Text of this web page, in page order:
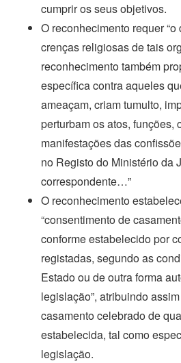
cumprir os seus objetivos.
O reconhecimento requer
crenças religiosas de tais
reconhecimento também
específica contra aqueles
ameaçam, criam tumulto,
perturbam os atos, funções,
manifestações das
no Registo do Ministério da
correspondente…”
O reconhecimento
“consentimento de
conforme estabelecido por
registadas, segundo as
Estado ou de outra forma
legislação”, atribuindo
casamento celebrado de
estabelecida, tal como
legislação.